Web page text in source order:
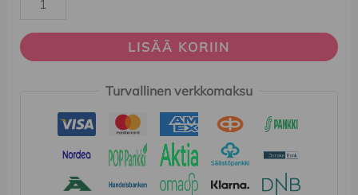
LISÄÄ KORIIN
Turvallinen verkkomaksu